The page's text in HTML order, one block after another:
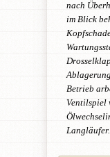
nach
im Blick
Betrieb
Ventilspiel
Langläufer.